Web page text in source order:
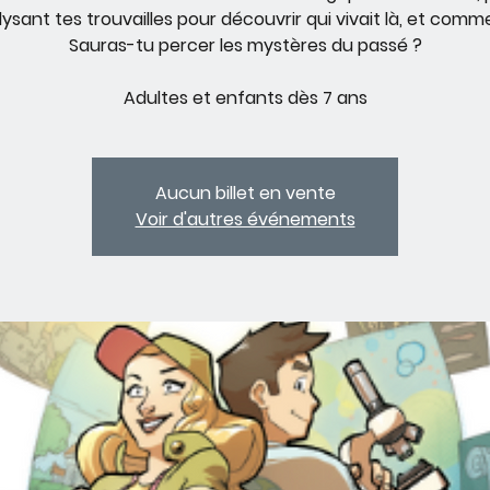
tes trouvailles pour découvrir qui vivait là, et
Sauras-tu percer les mystères du passé ?
Adultes et enfants dès 7 ans
Aucun billet en vente
Voir d'autres événements